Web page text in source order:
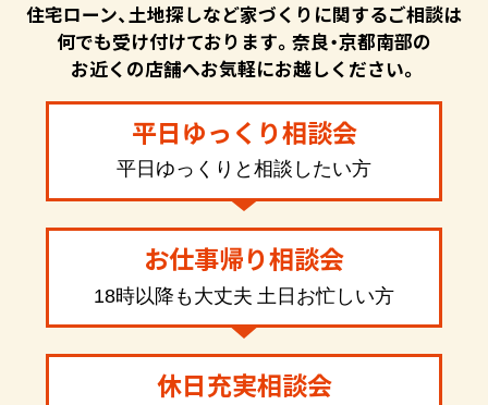
住宅ローン、土地探しなど家づくりに関するご相談は
何でも受け付けております。奈良・京都南部の
お近くの店舗へお気軽にお越しください。
平日ゆっくり相談会
平日ゆっくりと相談したい方
お仕事帰り相談会
18時以降も大丈夫 土日お忙しい方
休日充実相談会